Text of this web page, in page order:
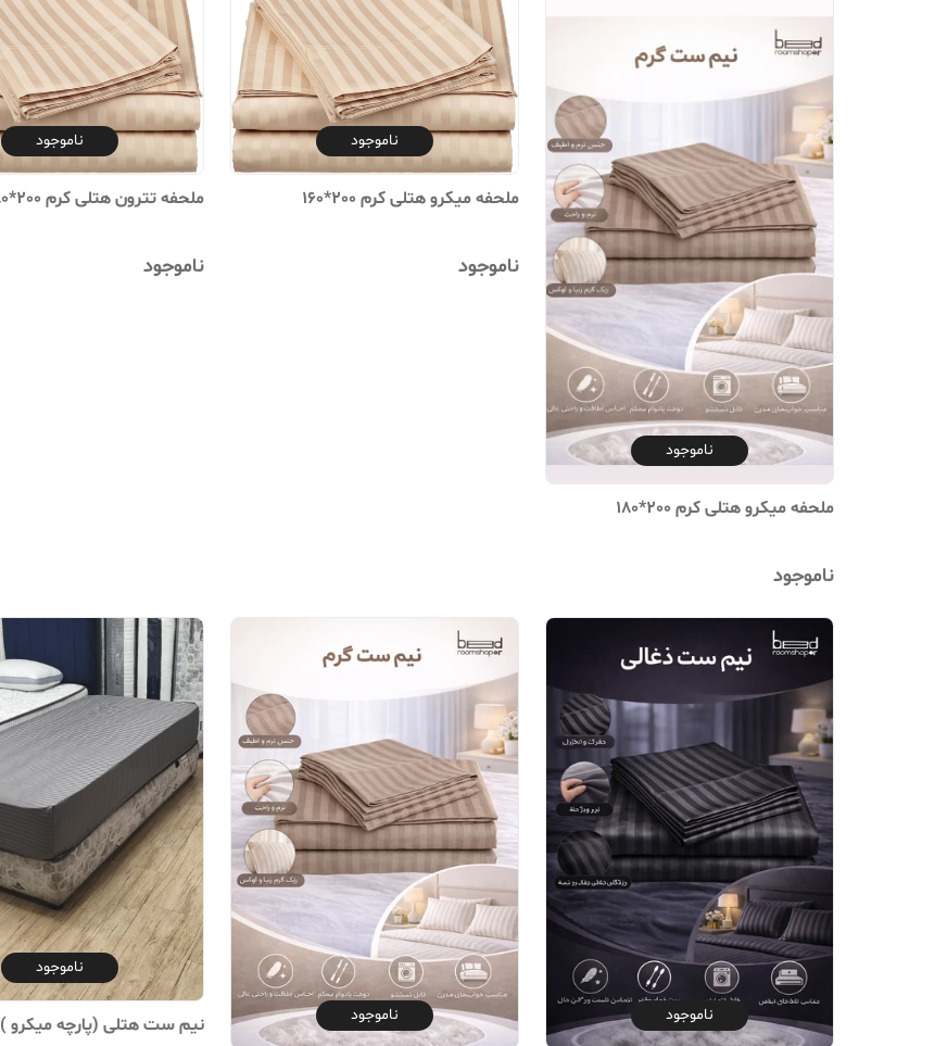
ناموجود
ملحفه میکرو هتلی کرم 200*180
ناموجود
ناموجود
ملحفه میکرو هتلی کرم 200*160
ناموجود
ناموجود
ملحفه تترون هتلی کرم 200*180
ناموجود
ناموجود ناموجود
ناموجود
نیم ست هتلی (پارچه میکرو ) 200*120